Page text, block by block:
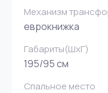
Механизм
еврокнижка
Габариты(ШxГ)
195/95 см
Спальное место